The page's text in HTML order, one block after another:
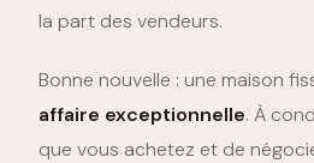
la part des vendeurs.
Bonne nouvelle : une maison
affaire exceptionnelle. À
que vous achetez et de